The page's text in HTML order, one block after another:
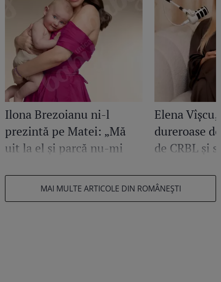
Ilona Brezoianu ni-l
prezintă pe Matei: „Mă
uit la el și parcă nu-mi
Elena
dureroase
de CRBL și
De ce a
fata în
MAI MULTE ARTICOLE DIN ROMÂNEŞTI